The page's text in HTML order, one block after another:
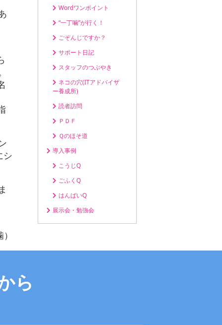
シ
Wordワンポイント
“一丁噛”が行く！
ごぞんじですか？
サポート日記
スタッフのつぶやき
ネコの穴(ITアドバイザ
ー養成所)
読者訪問
ＰＤＦ
Ｑのほそ道
導入事例
こうじQ
ごふくQ
はんばいQ
展示会・勉強会
ら